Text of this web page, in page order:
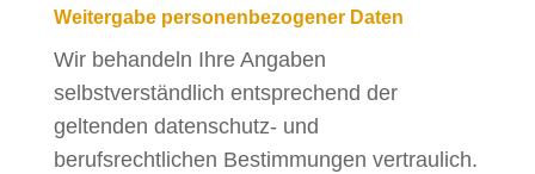
Weitergabe personenbezogener Daten
Wir behandeln Ihre Angaben
selbstverständlich entsprechend der
geltenden datenschutz- und
berufsrechtlichen Bestimmungen vertraulich.